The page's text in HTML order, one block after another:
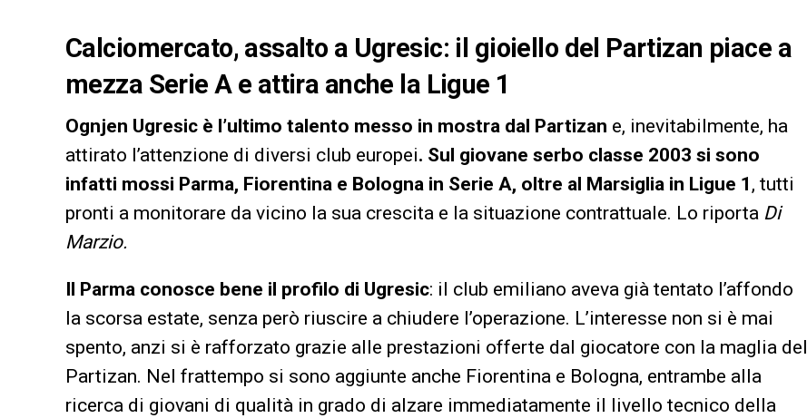
Calciomercato, assalto a Ugresic: il gioiello del Partizan piace a
mezza Serie A e attira anche la Ligue 1
Ognjen Ugresic è l’ultimo talento messo in mostra dal Partizan e, inevitabilmente, ha
attirato l’attenzione di diversi club europei. Sul giovane serbo classe 2003 si sono
infatti mossi Parma, Fiorentina e Bologna in Serie A, oltre al Marsiglia in Ligue 1 , tutti
pronti a monitorare da vicino la sua crescita e la situazione contrattuale. Lo riporta Di
Marzio.
Il Parma conosce bene il profilo di Ugresic: il club emiliano aveva già tentato l’affondo
la scorsa estate, senza però riuscire a chiudere l’operazione. L’interesse non si è mai
spento, anzi si è rafforzato grazie alle prestazioni offerte dal giocatore con la maglia del
Partizan. Nel frattempo si sono aggiunte anche Fiorentina e Bologna, entrambe alla
ricerca di giovani di qualità in grado di alzare immediatamente il livello tecnico della